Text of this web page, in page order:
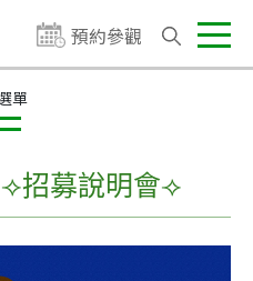
預約參觀
招募說明會⟢